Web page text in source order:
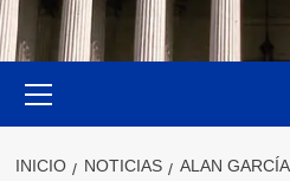
primario
INICIO NOTICIAS
ALAN